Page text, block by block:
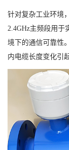
针对复杂工业环境
2.4GHz主频段用于
境下的通信可靠性
内电缆长度变化引